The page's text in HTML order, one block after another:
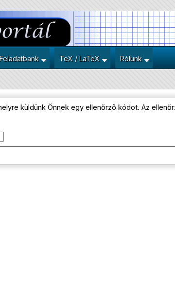
Feladatbank TeX / LaTeX Rólunk
küldünk Önnek egy ellenőrző kódot. Az